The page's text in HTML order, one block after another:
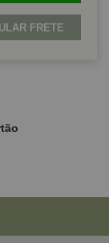
FRETE